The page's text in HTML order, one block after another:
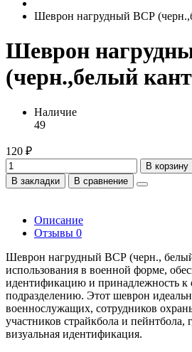
Шеврон нагрудный ВСР
Шеврон
(черн.,белый
Наличие
49
120 ₽
В корзину
В закладки
В сравнение
Описание
Отзывы 0
Шеврон нагрудный ВСР (черн., белый
использования в военной форме,
идентификацию и принадлежность к
подразделению. Этот шеврон
военнослужащих, сотрудников
участников страйкбола и пейнтбола,
визуальная идентификация.